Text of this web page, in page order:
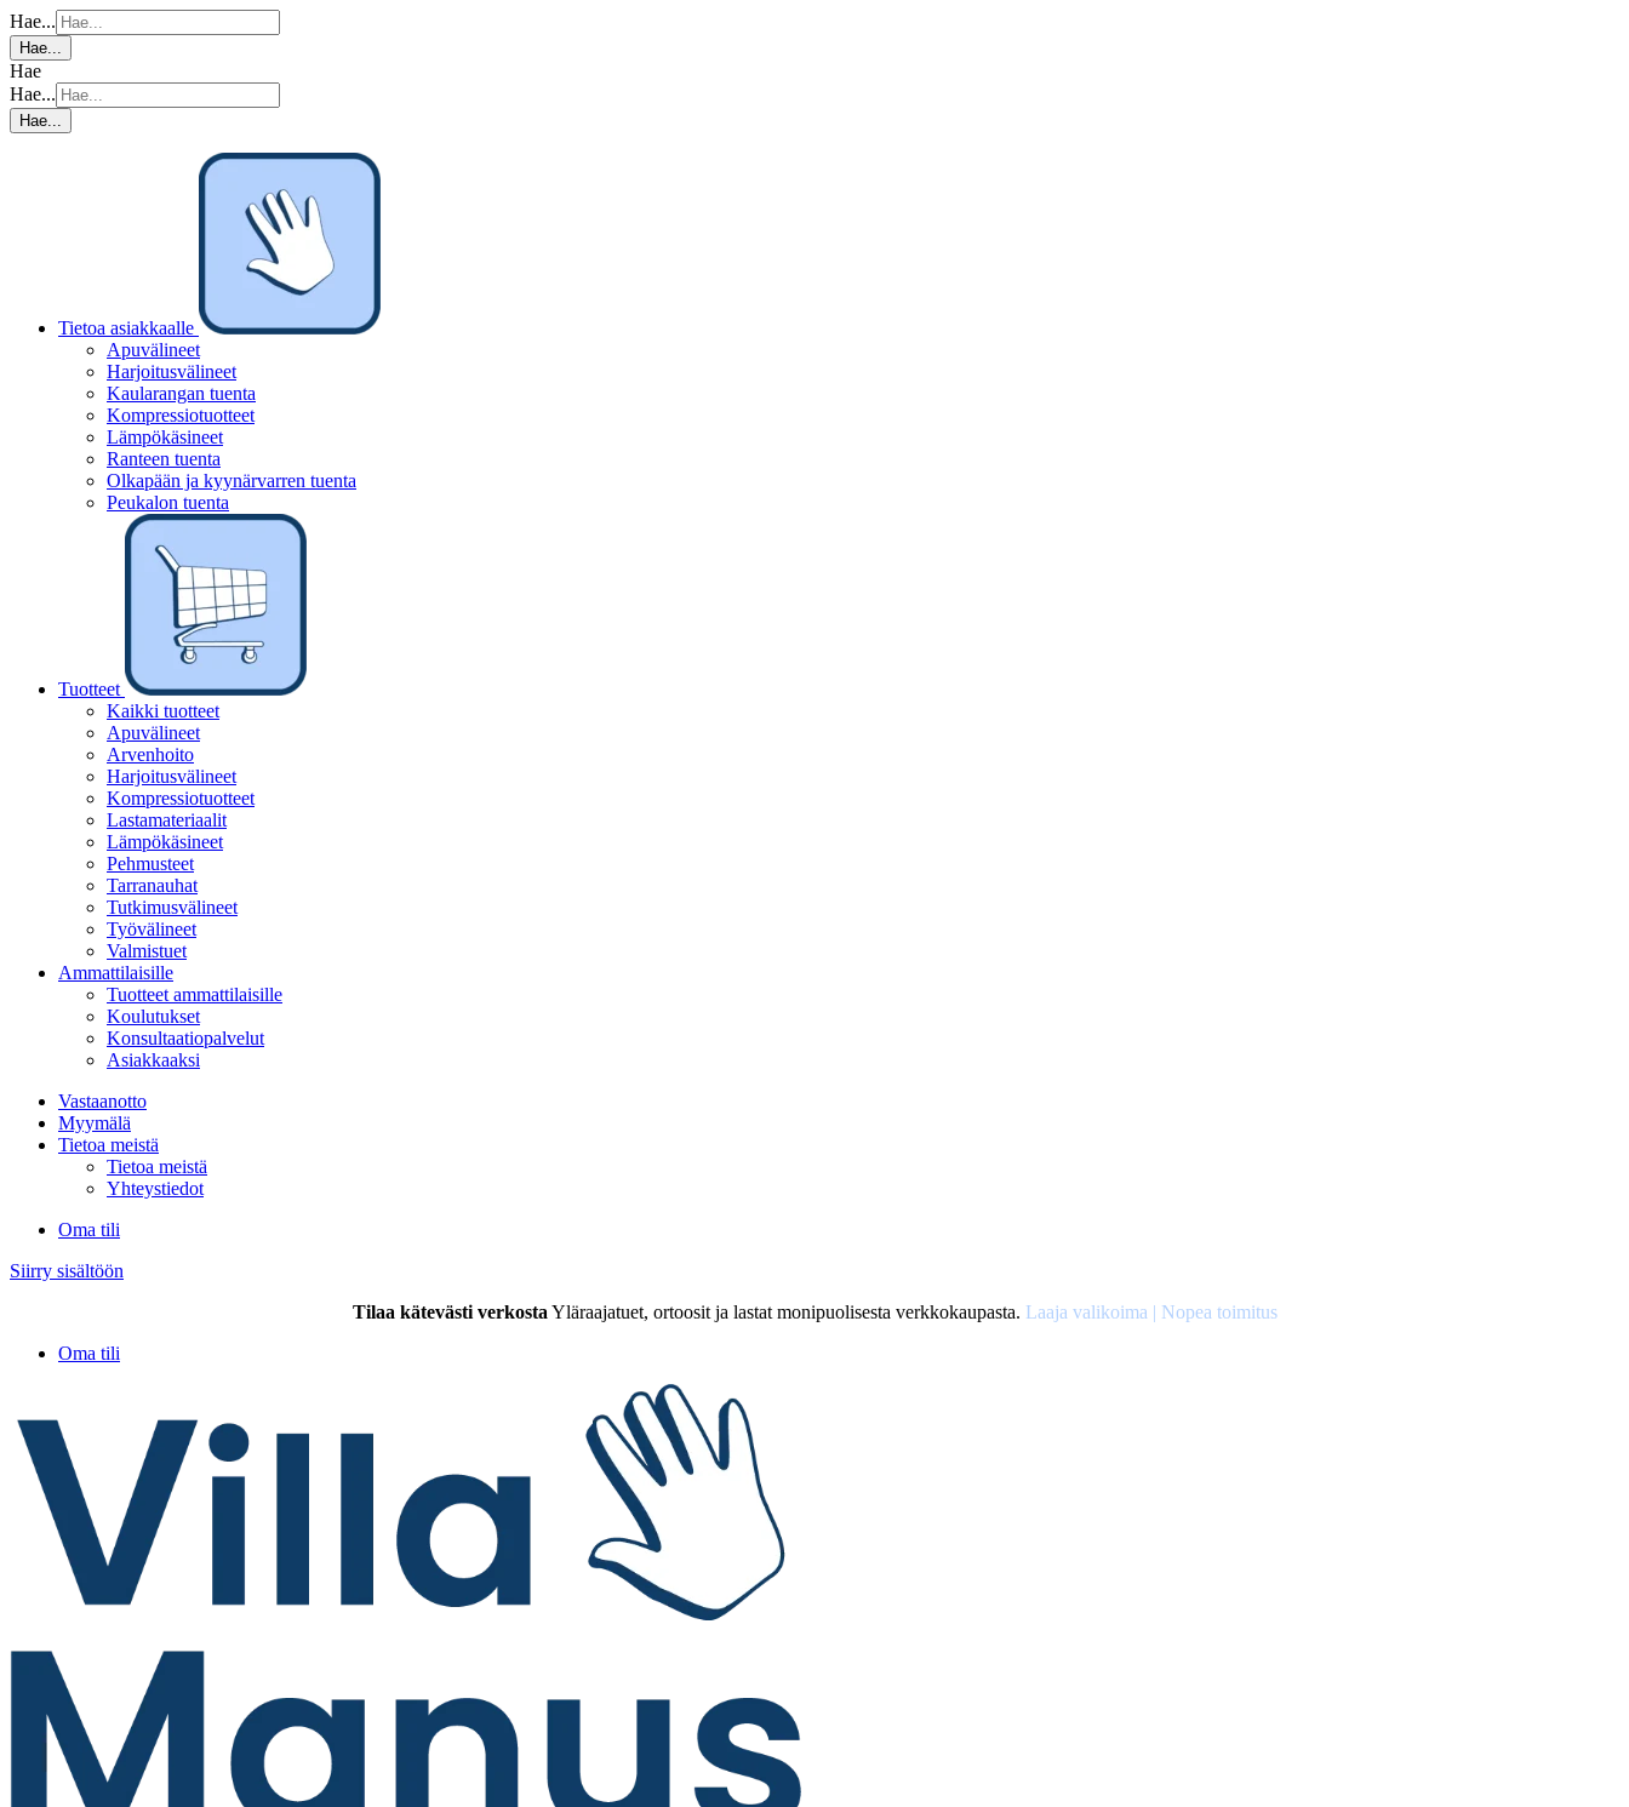
Hae...
Hae...
Hae
Hae...
Hae...
Tietoa asiakkaalle
Apuvälineet
Harjoitusvälineet
Kaularangan tuenta
Kompressiotuotteet
Lämpökäsineet
Ranteen tuenta
Olkapään ja kyynärvarren tuenta
Peukalon tuenta
Tuotteet
Kaikki tuotteet
Apuvälineet
Arvenhoito
Harjoitusvälineet
Kompressiotuotteet
Lastamateriaalit
Lämpökäsineet
Pehmusteet
Tarranauhat
Tutkimusvälineet
Työvälineet
Valmistuet
Ammattilaisille
Tuotteet ammattilaisille
Koulutukset
Konsultaatiopalvelut
Asiakkaaksi
Vastaanotto
Myymälä
Tietoa meistä
Tietoa meistä
Yhteystiedot
Oma tili
Siirry sisältöön
Tilaa kätevästi verkosta Yläraajatuet, ortoosit ja lastat monipuolisesta verkkokaupasta. Laaja valikoima | Nopea toimitus
Oma tili